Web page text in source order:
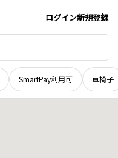
ログイン新規登録
SmartPay利用可 車椅子